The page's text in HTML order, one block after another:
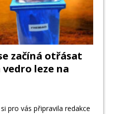
začíná otřásat
leze na
pro vás připravila redakce